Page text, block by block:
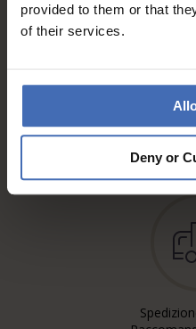
provided to them or that
of their services.
Deny or
Fattura &